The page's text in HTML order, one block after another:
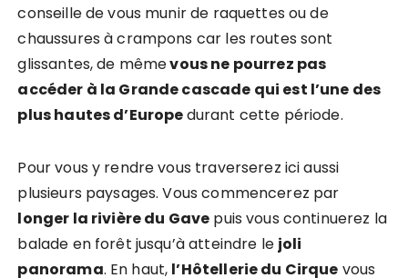
conseille de vous munir de raquettes ou de
chaussures à crampons car les routes sont
glissantes, de mêmevous ne pourrez pas
accéder à la Grande cascade qui est l’une des
plus hautes d’Europedurant cette période.
Pour vous y rendre vous traverserez ici aussi
plusieurs paysages. Vous commencerez par
longer la rivière du Gave puis vous continuerez la
balade en forêt jusqu’à atteindre le joli
panorama. En haut, l’Hôtellerie du Cirque vous